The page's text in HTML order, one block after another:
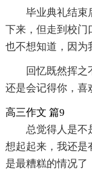
毕业典礼结束
下来，但走到校门
也不想知道，因
回忆既然挥之
还是会记得你，喜
高三作文 篇9
总觉得人是不
想起起来，我还是
是最糟糕的情况了